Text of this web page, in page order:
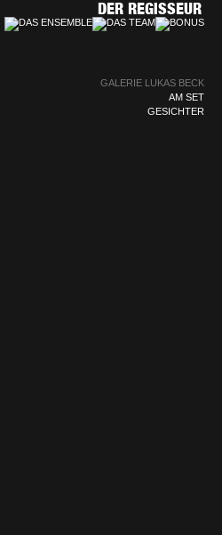
GALERIE LUKAS BECK
AM SET
GESICHTER